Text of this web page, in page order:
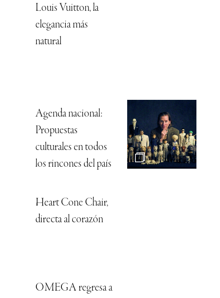
Louis Vuitton, la
elegancia más
natural
Agenda nacional:
Propuestas
culturales en todos
los rincones del país
Heart Cone Chair,
directa al corazón
OMEGA regresa a